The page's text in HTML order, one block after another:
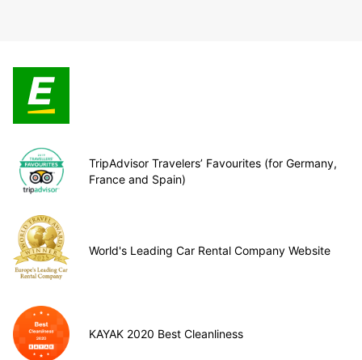
TripAdvisor Travelers’ Favourites (for Germany,
France and Spain)
World's Leading Car Rental Company Website
KAYAK 2020 Best Cleanliness